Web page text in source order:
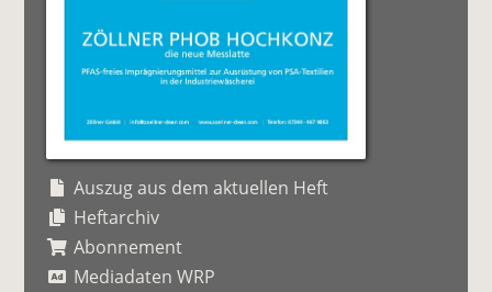
Auszug aus dem aktuellen Heft
Heftarchiv
Abonnement
Mediadaten WRP